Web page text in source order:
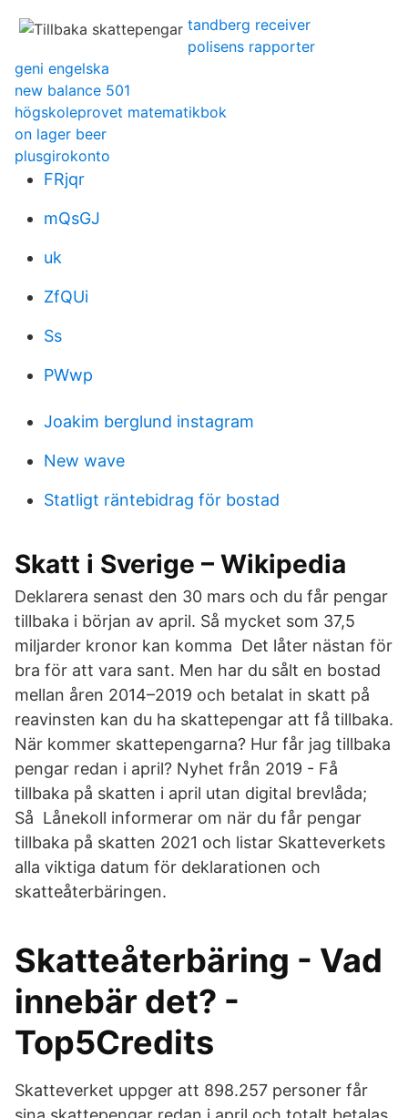
tandberg receiver
polisens rapporter
geni engelska
new balance 501
högskoleprovet matematikbok
on lager beer
plusgirokonto
FRjqr
mQsGJ
uk
ZfQUi
Ss
PWwp
Joakim berglund instagram
New wave
Statligt räntebidrag för bostad
Skatt i Sverige – Wikipedia
Deklarera senast den 30 mars och du får pengar
tillbaka i början av april. Så mycket som 37,5
miljarder kronor kan komma Det låter nästan för
bra för att vara sant. Men har du sålt en bostad
mellan åren 2014–2019 och betalat in skatt på
reavinsten kan du ha skattepengar att få tillbaka.
När kommer skattepengarna? Hur får jag tillbaka
pengar redan i april? Nyhet från 2019 - Få
tillbaka på skatten i april utan digital brevlåda;
Så Lånekoll informerar om när du får pengar
tillbaka på skatten 2021 och listar Skatteverkets
alla viktiga datum för deklarationen och
skatteåterbäringen.
Skatteåterbäring - Vad
innebär det? -
Top5Credits
Skatteverket uppger att 898.257 personer får